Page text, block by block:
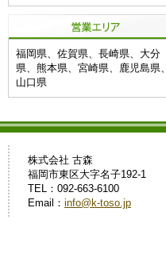
福岡県、佐賀県、長崎県、大分
県、熊本県、宮崎県、鹿児島県、
山口県
株式会社 古森
福岡市東区大字名子192-1
TEL：092-663-6100
Email： info@k-toso.jp